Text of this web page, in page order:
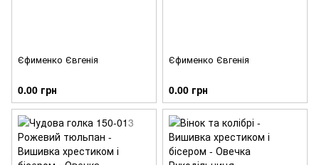
Єфименко Євгенія
0.00 грн
Єфименко Євгенія
0.00 грн